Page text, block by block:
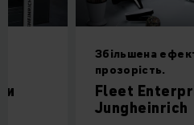
Збільшена
прозорість.
Fleet
Jungheinrich